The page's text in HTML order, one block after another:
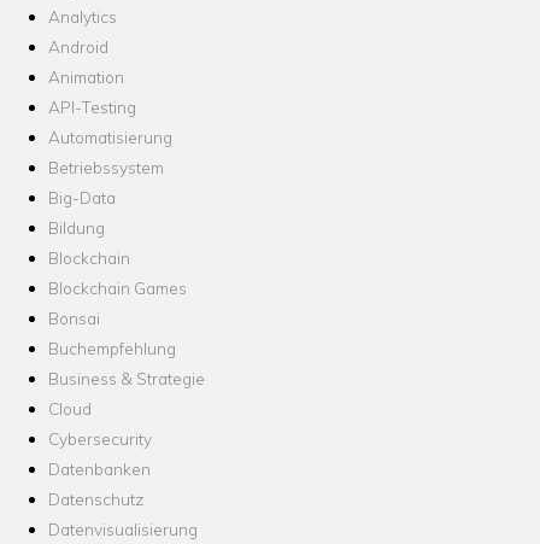
Analytics
Android
Animation
API-Testing
Automatisierung
Betriebssystem
Big-Data
Bildung
Blockchain
Blockchain Games
Bonsai
Buchempfehlung
Business & Strategie
Cloud
Cybersecurity
Datenbanken
Datenschutz
Datenvisualisierung